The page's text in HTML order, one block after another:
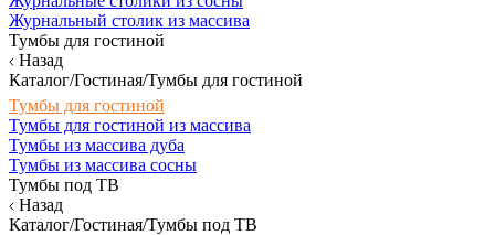
Журнальный столик из массива
Тумбы для гостиной
Назад
Каталог/Гостиная/Тумбы для гостиной
Тумбы для гостиной
Тумбы для гостиной из массива
Тумбы из массива дуба
Тумбы из массива сосны
Тумбы под ТВ
Назад
Каталог/Гостиная/Тумбы под ТВ